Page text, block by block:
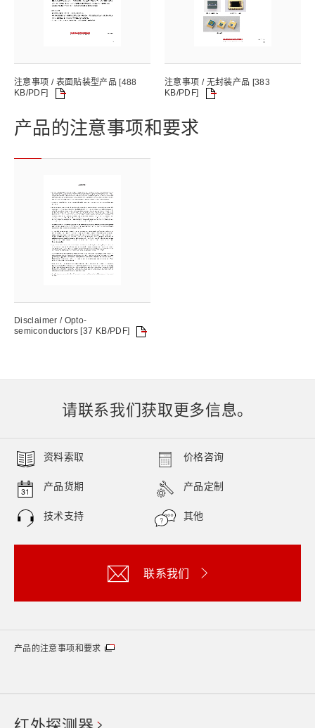
注意事项 / 表面贴装型产品 [488
KB/PDF]
注意事项 / 无封装产品 [383
KB/PDF]
产品的注意事项和要求
Disclaimer / Opto-
semiconductors [37 KB/PDF]
请联系我们获取更多信息。
资料索取 价格咨询
产品货期 产品定制
技术支持 其他
联系我们
产品的注意事项和要求